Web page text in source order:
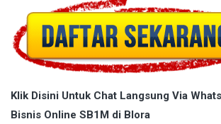
Klik Disini Untuk Chat Langsung Via
Bisnis Online SB1M di Blora